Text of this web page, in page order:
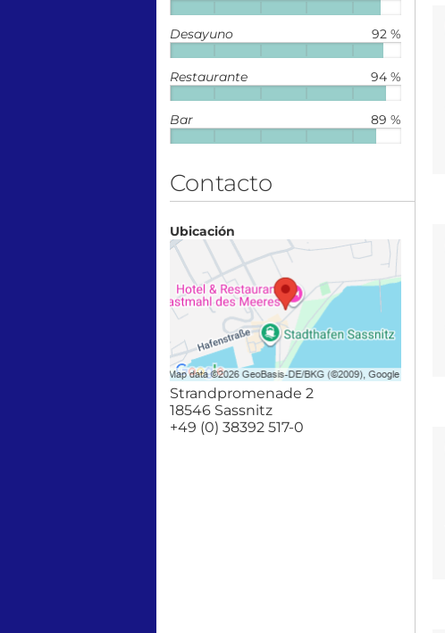
92 %
Desayuno
94 %
Restaurante
89 %
Bar
Contacto
Ubicación
Strandpromenade 2
18546 Sassnitz
+49 (0) 38392 517-0